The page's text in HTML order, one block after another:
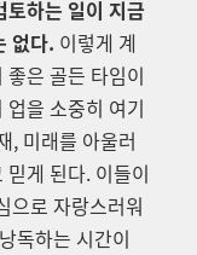
하는 일이 지금
없다. 이렇게 계
은 골든 타임이
을 소중히 여기
, 미래를 아울러
게 된다. 이들이
으로 자랑스러워
독하는 시간이